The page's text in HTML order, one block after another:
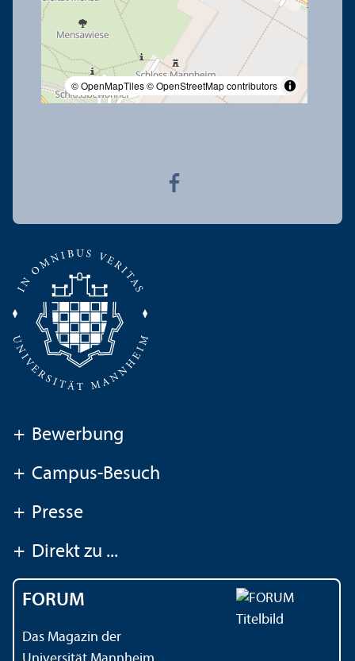
© OpenMapTiles© OpenStreetMap contributors
+ Bewerbung
+ Campus-Besuch
+ Presse
+ Direkt zu ...
FORUM
Das Magazin der